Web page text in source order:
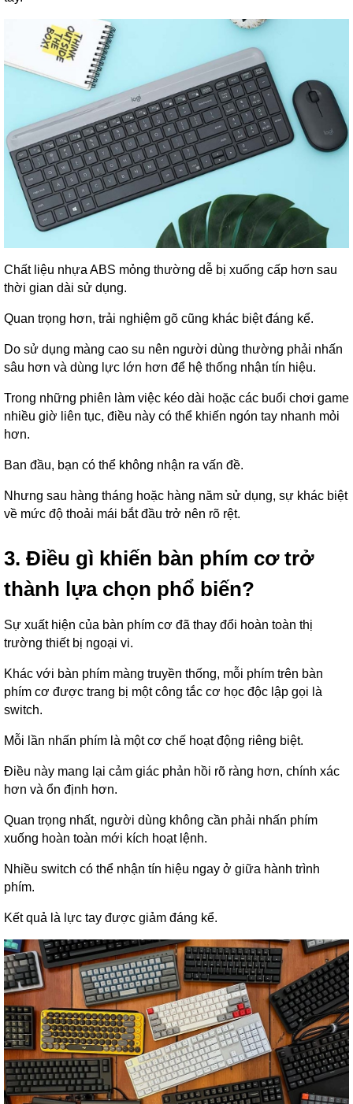
Chất liệu nhựa ABS mỏng thường dễ bị xuống cấp hơn sau
thời gian dài sử dụng.
Quan trọng hơn, trải nghiệm gõ cũng khác biệt đáng kể.
Do sử dụng màng cao su nên người dùng thường phải nhấn
sâu hơn và dùng lực lớn hơn để hệ thống nhận tín hiệu.
Trong những phiên làm việc kéo dài hoặc các buổi chơi game
nhiều giờ liên tục, điều này có thể khiến ngón tay nhanh mỏi
hơn.
Ban đầu, bạn có thể không nhận ra vấn đề.
Nhưng sau hàng tháng hoặc hàng năm sử dụng, sự khác biệt
về mức độ thoải mái bắt đầu trở nên rõ rệt.
3. Điều gì khiến bàn phím cơ trở
thành lựa chọn phổ biến?
Sự xuất hiện của bàn phím cơ đã thay đổi hoàn toàn thị
trường thiết bị ngoại vi.
Khác với bàn phím màng truyền thống, mỗi phím trên bàn
phím cơ được trang bị một công tắc cơ học độc lập gọi là
switch.
Mỗi lần nhấn phím là một cơ chế hoạt động riêng biệt.
Điều này mang lại cảm giác phản hồi rõ ràng hơn, chính xác
hơn và ổn định hơn.
Quan trọng nhất, người dùng không cần phải nhấn phím
xuống hoàn toàn mới kích hoạt lệnh.
Nhiều switch có thể nhận tín hiệu ngay ở giữa hành trình
phím.
Kết quả là lực tay được giảm đáng kể.